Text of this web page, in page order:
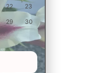
22 23
29 30